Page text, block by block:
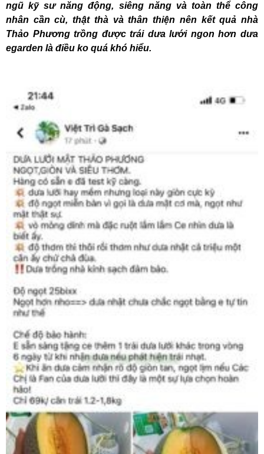
ngũ kỹ sư năng động, siêng năng và toàn thể công
nhân cần cù, thật thà và thân thiện nên kết quả nhà
Thảo Phương trồng được trái dưa lưới ngon hơn dưa
egarden là điều ko quá khó hiểu.